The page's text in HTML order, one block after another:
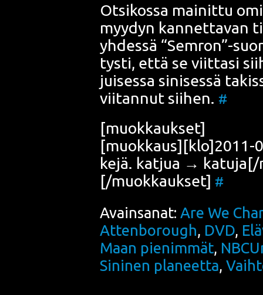
Otsi­kos­sa mai­nit­tu
myy­dyn kan­net­ta­van
yhdes­sä “Semron”-
tys­ti, että se viit­ta­si
jui­ses­sa sini­ses­sä
vii­tan­nut sii­hen. #
[muok­kauk­set]
ke­jä. kat­jua → katuja[/
[/muokkaukset] #
Avainsanat: Are We
Attenborough, DVD,
Maan pienimmät,
Sininen planeetta,